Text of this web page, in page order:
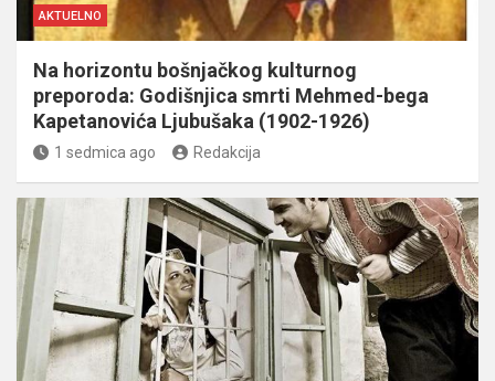
AKTUELNO
Na horizontu bošnjačkog kulturnog
preporoda: Godišnjica smrti Mehmed-bega
Kapetanovića Ljubušaka (1902-1926)
1 sedmica ago Redakcija